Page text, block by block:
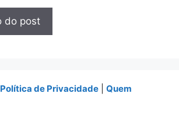
Política de Privacidade
Quem